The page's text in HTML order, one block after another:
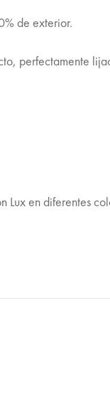
de exterior.
perfectamente
en diferentes